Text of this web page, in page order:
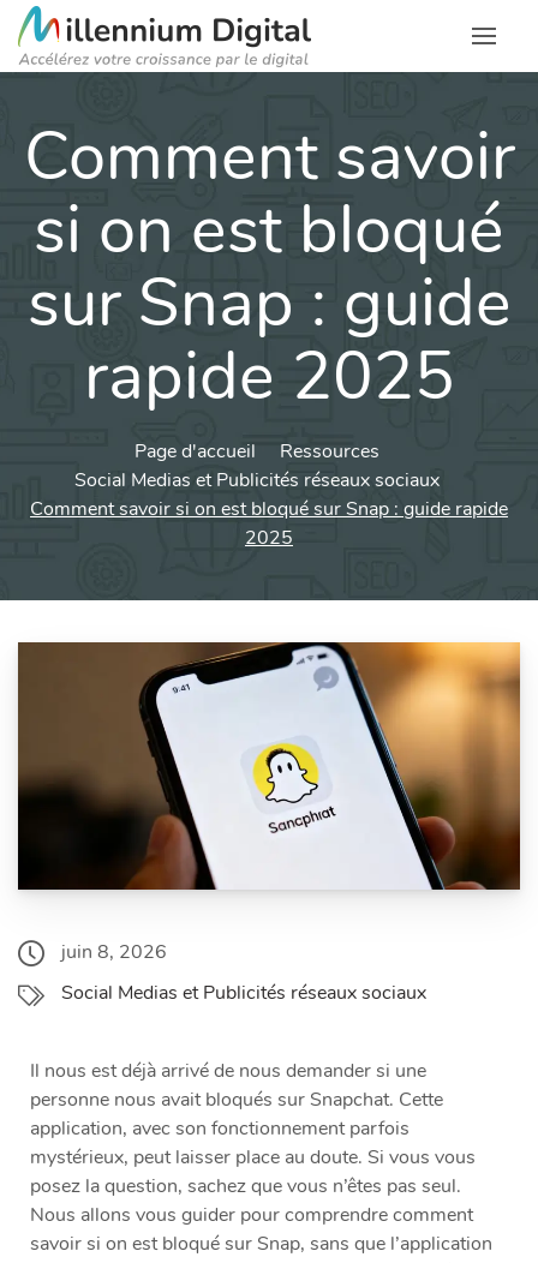
Comment savoir
si on est bloqué
sur Snap : guide
rapide 2025
Page d'accueil
Ressources
Social Medias et Publicités réseaux sociaux
Comment savoir si on est bloqué sur Snap : guide rapide
2025
juin 8, 2026
Social Medias et Publicités réseaux sociaux
Il nous est déjà arrivé de nous demander si une
personne nous avait bloqués sur Snapchat. Cette
application, avec son fonctionnement parfois
mystérieux, peut laisser place au doute. Si vous vous
posez la question, sachez que vous n’êtes pas seul.
Nous allons vous guider pour comprendre comment
savoir si on est bloqué sur Snap, sans que l’application